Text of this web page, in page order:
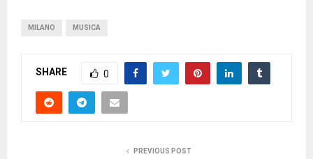
MILANO MUSICA
SHARE 0
PREVIOUS POST